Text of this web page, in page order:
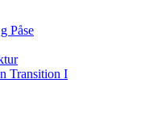
Påse
Transition I